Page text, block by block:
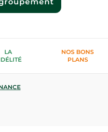
LA
NOS BONS
PLANS